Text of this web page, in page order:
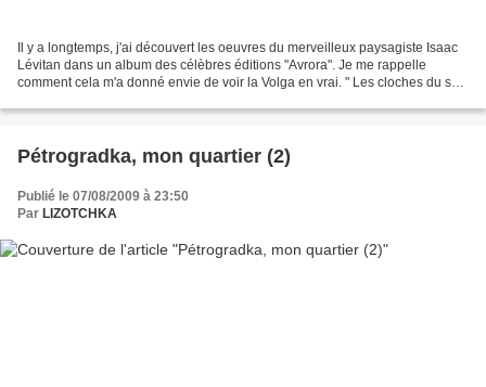
Il y a longtemps, j'ai découvert les oeuvres du merveilleux paysagiste Isaac
Lévitan dans un album des célèbres éditions "Avrora". Je me rappelle
comment cela m'a donné envie de voir la Volga en vrai. " Les cloches du soir
Pétrogradka, mon quartier (2)
Publié le 07/08/2009 à 23:50
Par LIZOTCHKA